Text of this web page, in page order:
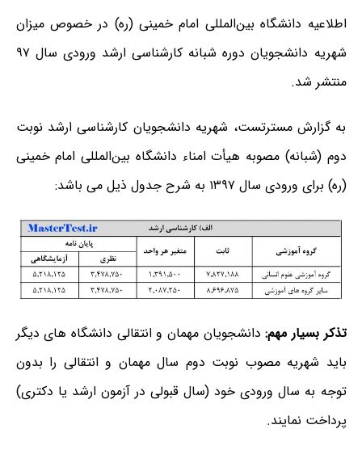
اطلاعیه دانشگاه بین‌المللی امام خمینی (ره) در خصوص میزان
شهریه دانشجویان دوره شبانه کارشناسی ارشد ورودی سال ۹۷
منتشر شد.
به گزارش مسترتست، شهریه دانشجویان کارشناسی ارشد نوبت
دوم (شبانه) مصوبه هیأت امناء دانشگاه بین‌المللی امام خمینی
(ره) برای ورودی سال ۱۳۹۷ به شرح جدول ذیل می باشد:
تذکر بسیار مهم:دانشجویان مهمان و انتقالی دانشگاه های دیگر
باید شهریه مصوب نوبت دوم سال مهمان و انتقالی را بدون
توجه به سال ورودی خود (سال قبولی در آزمون ارشد یا دکتری)
پرداخت نمایند.